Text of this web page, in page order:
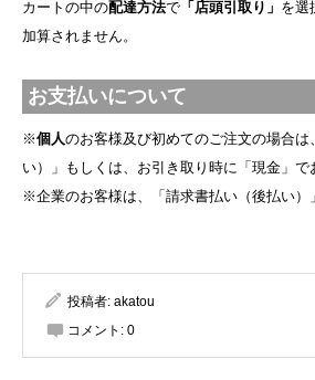
カートの中の配達方法で 「店頭引取り」 を選
加算されません。
お支払いについて
※個人のお客様及び初めてのご注文の場合は
い）」もしくは、お引き取り時に「現金」で
※企業のお客様は、「請求書払い（後払い）
投稿者: akatou
コメント: 0